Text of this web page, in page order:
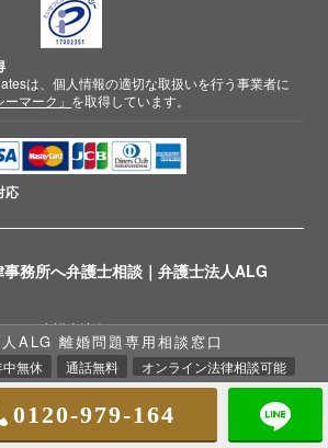
務所へ弁護士相談｜弁護士法人ALG
は、個人情報の適切な取扱いを行う事業者に
ーマーク」 を取得しています。
応
2026 弁護士法人ALG&Associates
離婚相談弁護士
ALG 離婚問題専用相談窓口
中無休 通話無料 オンライン法律相談可能
0120-979-164